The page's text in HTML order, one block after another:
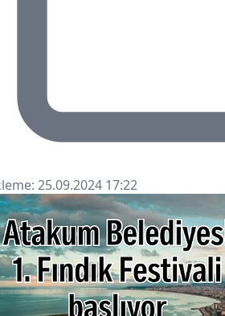
25.09.2024 17:22